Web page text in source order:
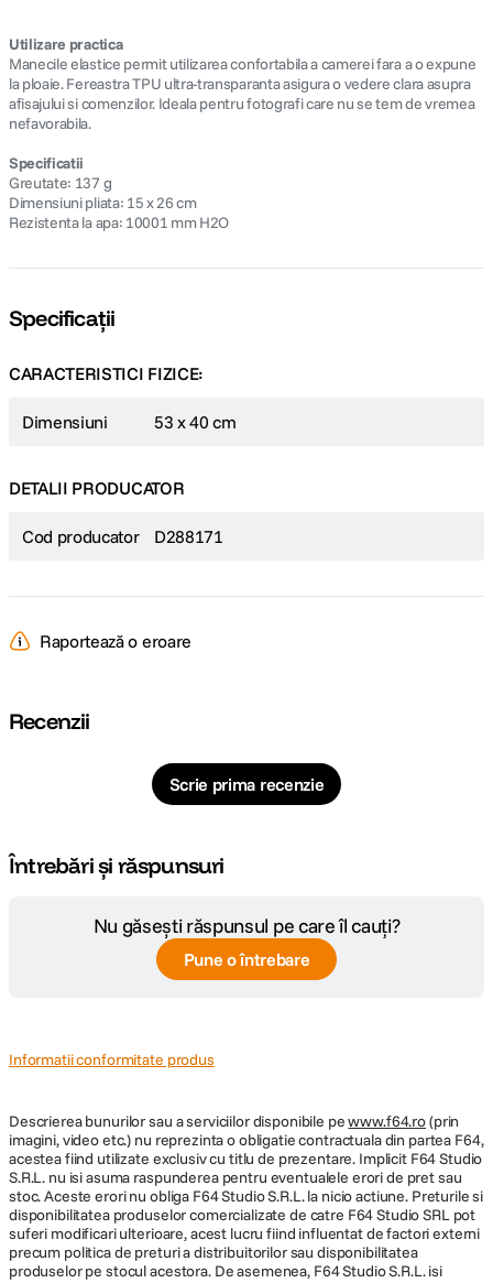
Utilizare practica
Manecile elastice permit utilizarea confortabila a camerei fara a o expune
la ploaie. Fereastra TPU ultra-transparanta asigura o vedere clara asupra
afisajului si comenzilor. Ideala pentru fotografi care nu se tem de vremea
nefavorabila.
Specificatii
Greutate: 137 g
Dimensiuni pliata: 15 x 26 cm
Rezistenta la apa: 10001 mm H2O
Specificații
CARACTERISTICI FIZICE:
Dimensiuni 53 x 40 cm
DETALII PRODUCATOR
Cod producator D288171
Raportează o eroare
Recenzii
Scrie prima recenzie
Întrebări și răspunsuri
Nu găsești răspunsul pe care îl cauți?
Pune o întrebare
Informatii conformitate produs
Descrierea bunurilor sau a serviciilor disponibile pewww.f64.ro(prin
imagini, video etc.) nu reprezinta o obligatie contractuala din partea F64,
acestea fiind utilizate exclusiv cu titlu de prezentare. Implicit F64 Studio
S.R.L. nu isi asuma raspunderea pentru eventualele erori de pret sau
stoc. Aceste erori nu obliga F64 Studio S.R.L. la nicio actiune. Preturile si
disponibilitatea produselor comercializate de catre F64 Studio SRL pot
suferi modificari ulterioare, acest lucru fiind influentat de factori externi
precum politica de preturi a distribuitorilor sau disponibilitatea
produselor pe stocul acestora. De asemenea, F64 Studio S.R.L. isi